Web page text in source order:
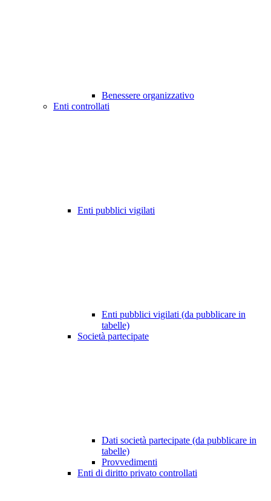
Benessere organizzativo
Enti controllati
Enti pubblici vigilati
Enti pubblici vigilati (da pubblicare in
tabelle)
Società partecipate
Dati società partecipate (da pubblicare in
tabelle)
Provvedimenti
Enti di diritto privato controllati